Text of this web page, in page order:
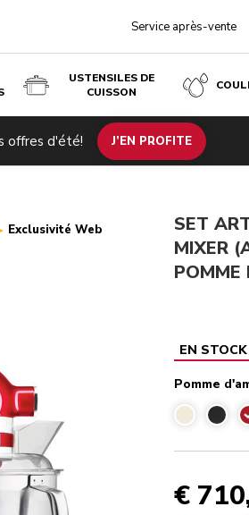
Service après-vente
USTENSILES DE
CUISSON
offres d'été! J’EN PROFITE
Exclusivité Web
SET
MIXER
POMME
EN STOCK
Pomme
€